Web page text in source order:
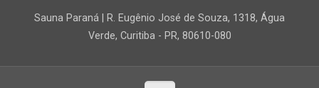
Sauna Paraná | R. Eugênio José de Souza, 1318, Água
Verde, Curitiba - PR, 80610-080